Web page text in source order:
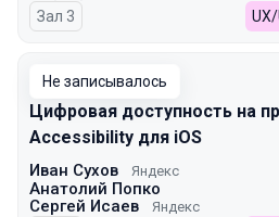
Зал 3
Не записывалось
Цифровая доступность на
Accessibility для iOS
Иван Сухов Яндекс
Анатолий Попко
Сергей Исаев
Яндекс